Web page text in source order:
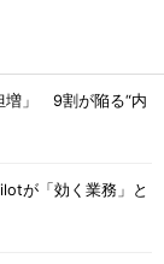
増」 9割が陥る“内
が「効く業務」と